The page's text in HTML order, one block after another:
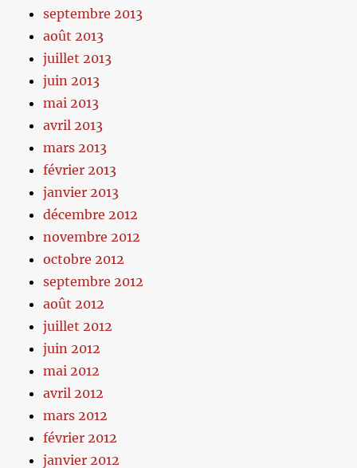
septembre 2013
août 2013
juillet 2013
juin 2013
mai 2013
avril 2013
mars 2013
février 2013
janvier 2013
décembre 2012
novembre 2012
octobre 2012
septembre 2012
août 2012
juillet 2012
juin 2012
mai 2012
avril 2012
mars 2012
février 2012
janvier 2012